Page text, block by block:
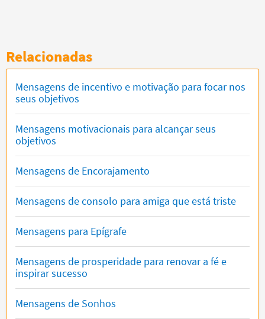
Relacionadas
Mensagens de incentivo e motivação para focar nos
seus objetivos
Mensagens motivacionais para alcançar seus
objetivos
Mensagens de Encorajamento
Mensagens de consolo para amiga que está triste
Mensagens para Epígrafe
Mensagens de prosperidade para renovar a fé e
inspirar sucesso
Mensagens de Sonhos